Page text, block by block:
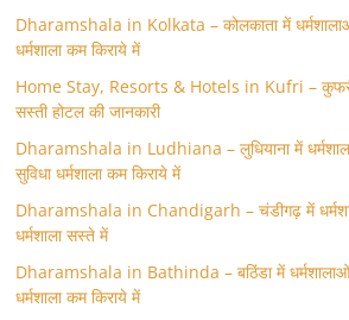
Dharamshala in Kolkata – कोलकाता में धर्मशालाओं
धर्मशाला कम किराये में
Home Stay, Resorts & Hotels in Kufri – कुफरी
सस्ती होटल की जानकारी
Dharamshala in Ludhiana – लुधियाना में
सुविधा धर्मशाला कम किराये में
Dharamshala in Chandigarh – चंडीगढ़ में
धर्मशाला सस्ते में
Dharamshala in Bathinda – बठिंडा में धर्मशालाओं
धर्मशाला कम किराये में